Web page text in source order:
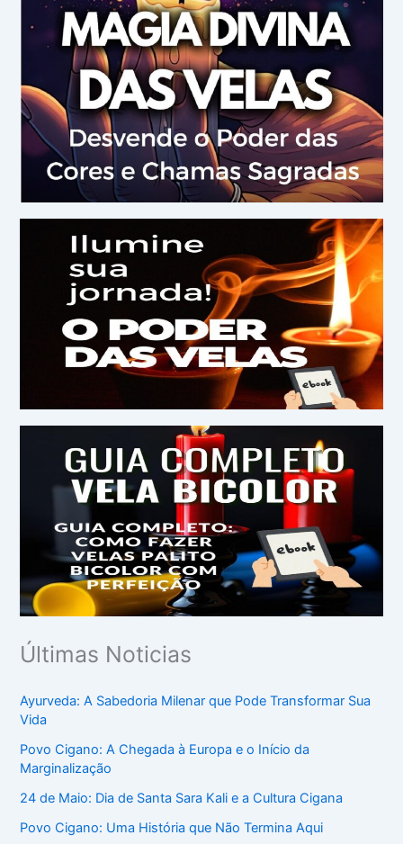
Últimas Noticias
Ayurveda: A Sabedoria Milenar que Pode Transformar Sua
Vida
Povo Cigano: A Chegada à Europa e o Início da
Marginalização
24 de Maio: Dia de Santa Sara Kali e a Cultura Cigana
Povo Cigano: Uma História que Não Termina Aqui